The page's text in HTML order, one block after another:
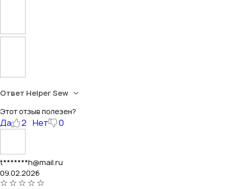
Ответ Helper Sew
Этот отзыв полезен?
Да 2 Нет 0
t*******h@mail.ru
09.02.2026